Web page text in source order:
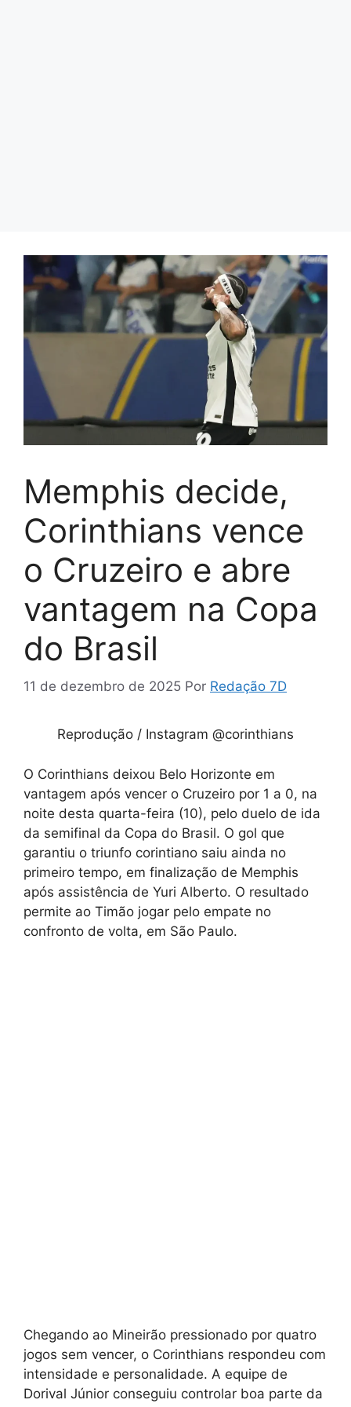
Memphis decide,
Corinthians vence
o Cruzeiro e abre
vantagem na Copa
do Brasil
11 de dezembro de 2025 Por Redação 7D
Reprodução / Instagram @corinthians
O Corinthians deixou Belo Horizonte em
vantagem após vencer o Cruzeiro por 1 a 0, na
noite desta quarta-feira (10), pelo duelo de ida
da semifinal da Copa do Brasil. O gol que
garantiu o triunfo corintiano saiu ainda no
primeiro tempo, em finalização de Memphis
após assistência de Yuri Alberto. O resultado
permite ao Timão jogar pelo empate no
confronto de volta, em São Paulo.
Chegando ao Mineirão pressionado por quatro
jogos sem vencer, o Corinthians respondeu com
intensidade e personalidade. A equipe de
Dorival Júnior conseguiu controlar boa parte da